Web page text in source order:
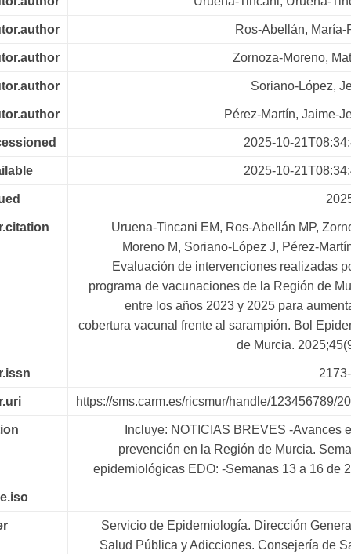
Ros-Abellán, María-
Zornoza-Moreno,
Soriano-López,
Pérez-Martín, Jaime-
2025-10-
2025-10-
Uruena-Tincani EM, Ros-Abellán MP,
Moreno M, Soriano-López J, Pérez-
Evaluación de intervenciones realizadas
programa de vacunaciones de la Región de
entre los años 2023 y 2025 para
cobertura vacunal frente al sarampión. Bol
de Murcia.
https://sms.carm.es/ricsmur/handle/123456789/
Incluye: NOTICIAS BREVES -Avances
prevención en la Región de Murcia.
epidemiológicas EDO: -Semanas 13 a 16 de
Servicio de Epidemiología. Dirección
Salud Pública y Adicciones. Consejería de